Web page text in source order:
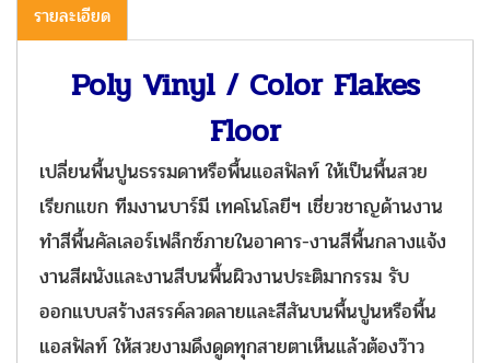
รายละเอียด
Poly Vinyl / Color Flakes
Floor
เปลี่ยนพื้นปูนธรรมดาหรือพื้นแอสฟัลท์ ให้เป็นพื้นสวย
เรียกแขก ทีมงานบาร์มี เทคโนโลยีฯ เชี่ยวชาญด้านงาน
ทำสีพื้นคัลเลอร์เฟล็กซ์ภายในอาคาร-งานสีพื้นกลางแจ้ง
งานสีผนังและงานสีบนพื้นผิวงานประติมากรรม รับ
ออกแบบสร้างสรรค์ลวดลายและสีสันบนพื้นปูนหรือพื้น
แอสฟัลท์ ให้สวยงามดึงดูดทุกสายตาเห็นแล้วต้องว๊าว